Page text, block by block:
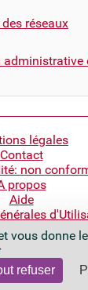
vous donne
refuser
réseaux
légales
Contact
non
propos
Aide
de
Mauriac
Cedex 13 -